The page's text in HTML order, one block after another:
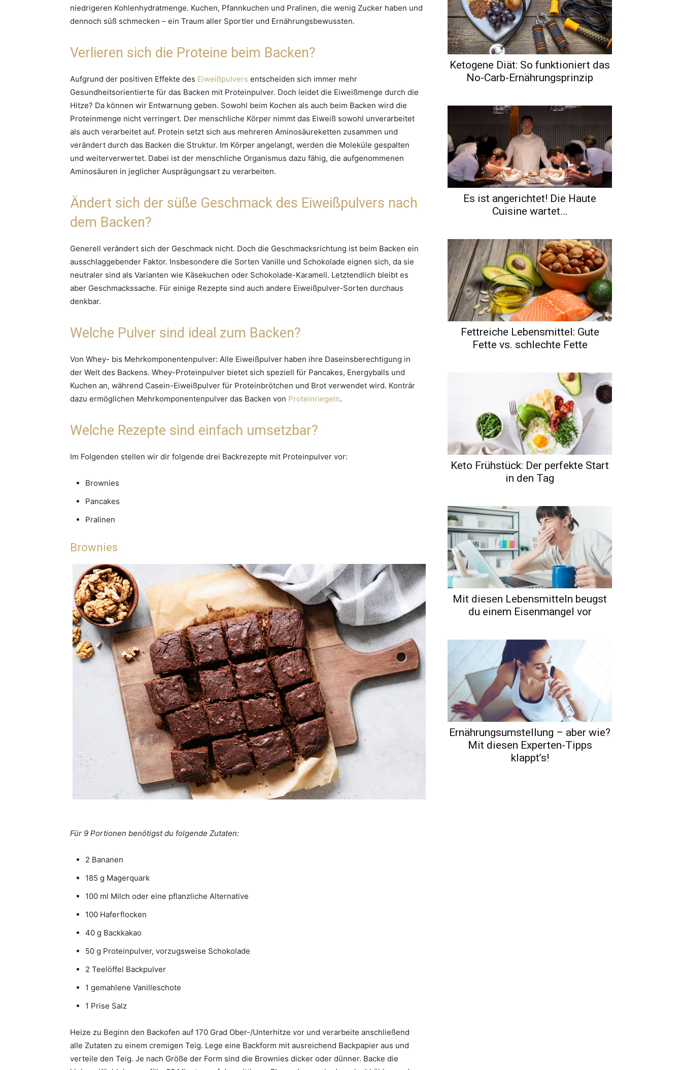
niedrigeren Kohlenhydratmenge. Kuchen, Pfannkuchen und Pralinen, die wenig Zucker haben und
dennoch süß schmecken – ein Traum aller Sportler und Ernährungsbewussten.
Verlieren sich die Proteine beim Backen?
Aufgrund der positiven Effekte des Eiweißpulvers entscheiden sich immer mehr
Gesundheitsorientierte für das Backen mit Proteinpulver. Doch leidet die Eiweißmenge durch die
Hitze? Da können wir Entwarnung geben. Sowohl beim Kochen als auch beim Backen wird die
Proteinmenge nicht verringert. Der menschliche Körper nimmt das Eiweiß sowohl unverarbeitet
als auch verarbeitet auf. Protein setzt sich aus mehreren Aminosäureketten zusammen und
verändert durch das Backen die Struktur. Im Körper angelangt, werden die Moleküle gespalten
und weiterverwertet. Dabei ist der menschliche Organismus dazu fähig, die aufgenommenen
Aminosäuren in jeglicher Ausprägungsart zu verarbeiten.
Ändert sich der süße Geschmack des Eiweißpulvers nach
dem Backen?
Generell verändert sich der Geschmack nicht. Doch die Geschmacksrichtung ist beim Backen ein
ausschlaggebender Faktor. Insbesondere die Sorten Vanille und Schokolade eignen sich, da sie
neutraler sind als Varianten wie Käsekuchen oder Schokolade-Karamell. Letztendlich bleibt es
aber Geschmackssache. Für einige Rezepte sind auch andere Eiweißpulver-Sorten durchaus
denkbar.
Welche Pulver sind ideal zum Backen?
Von Whey- bis Mehrkomponentenpulver: Alle Eiweißpulver haben ihre Daseinsberechtigung in
der Welt des Backens. Whey-Proteinpulver bietet sich speziell für Pancakes, Energyballs und
Kuchen an, während Casein-Eiweißpulver für Proteinbrötchen und Brot verwendet wird. Konträr
dazu ermöglichen Mehrkomponentenpulver das Backen von Proteinriegeln.
Welche Rezepte sind einfach umsetzbar?
Im Folgenden stellen wir dir folgende drei Backrezepte mit Proteinpulver vor:
Brownies
Pancakes
Pralinen
Brownies
Für 9 Portionen benötigst du folgende Zutaten:
2 Bananen
185 g Magerquark
100 ml Milch oder eine pflanzliche Alternative
100 Haferflocken
40 g Backkakao
50 g Proteinpulver, vorzugsweise Schokolade
2 Teelöffel Backpulver
1 gemahlene Vanilleschote
1 Prise Salz
Heize zu Beginn den Backofen auf 170 Grad Ober-/Unterhitze vor und verarbeite anschließend
alle Zutaten zu einem cremigen Teig. Lege eine Backform mit ausreichend Backpapier aus und
verteile den Teig. Je nach Größe der Form sind die Brownies dicker oder dünner. Backe die
Ketogene Diät: So funktioniert das
No-Carb-Ernährungsprinzip
Es ist angerichtet! Die Haute
Cuisine wartet…
Fettreiche Lebensmittel: Gute
Fette vs. schlechte Fette
Keto Frühstück: Der perfekte Start
in den Tag
Mit diesen Lebensmitteln beugst
du einem Eisenmangel vor
Ernährungsumstellung – aber wie?
Mit diesen Experten-Tipps
klappt’s!